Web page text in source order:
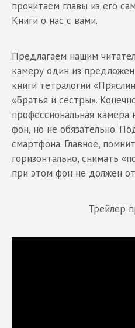
прочитаем главы из его
Книги о нас с вами.
Предлагаем нашим
камеру один из
книги тетралогии
«Братья и сестры».
профессиональная
фон, но не обязательно.
смартфона. Главное,
горизонтально, снимать
при этом фон не должен
Трейлер